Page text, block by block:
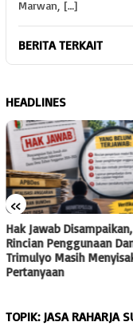
Marwan, […]
BERITA TERKAIT
HEADLINES
«
Hak Jawab
Rincian Penggunaan
Trimulyo Masih
Pertanyaan
TOPIK: JASA RAHARJA